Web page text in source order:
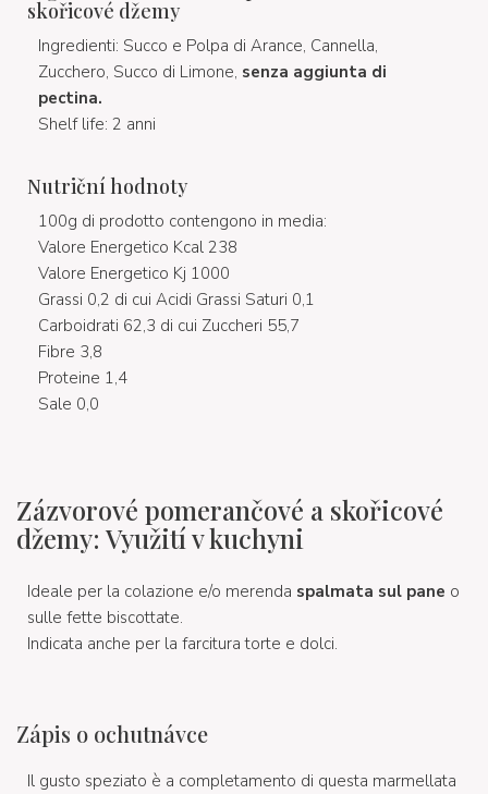
skořicové džemy
Ingredienti: Succo e Polpa di Arance, Cannella,
Zucchero, Succo di Limone, senza aggiunta di
pectina.
Shelf life: 2 anni
Nutriční hodnoty
100g di prodotto contengono in media:
Valore Energetico Kcal 238
Valore Energetico Kj 1000
Grassi 0,2 di cui Acidi Grassi Saturi 0,1
Carboidrati 62,3 di cui Zuccheri 55,7
Fibre 3,8
Proteine 1,4
Sale 0,0
Zázvorové pomerančové a skořicové
džemy: Využití v kuchyni
Ideale per la colazione e/o merenda spalmata sul pane o
sulle fette biscottate.
Indicata anche per la farcitura torte e dolci.
Zápis o ochutnávce
Il gusto speziato è a completamento di questa marmellata